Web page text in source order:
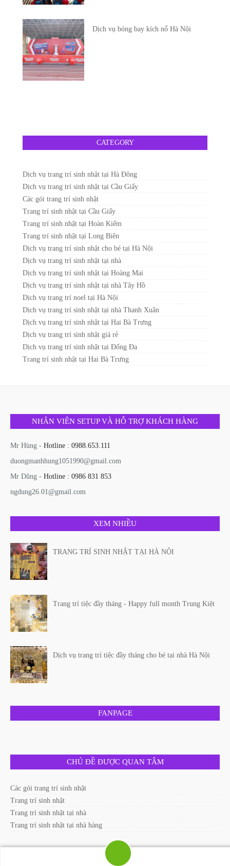
Dịch vụ bóng bay kích nổ Hà Nội
CATEGORY
Dịch vụ trang trí sinh nhật tại Hà Đông
Dịch vụ trang trí sinh nhật tại Cầu Giấy
Các gói trang trí sinh nhật
Trang trí sinh nhật tại Cầu Giấy
Trang trí sinh nhật tại Hoàn Kiếm
Trang trí sinh nhật tại Long Biên
Dịch vụ trang trí sinh nhật cho bé tại Hà Nội
Dịch vụ trang trí sinh nhật tại nhà
Dịch vụ trang trí sinh nhật tại Hoàng Mai
Dịch vụ trang trí sinh nhật tại nhà Tây Hồ
Dịch vụ trang trí noel tại Hà Nội
Dịch vụ trang trí sinh nhật tại nhà Thanh Xuân
Dịch vụ trang trí sinh nhật tại Hai Bà Trưng
Dịch vụ trang trí sinh nhật giá rẻ
Dịch vụ trang trí sinh nhật tại Đống Đa
Trang trí sinh nhật tại Hai Bà Trưng
NHÂN VIÊN SETUP VÀ HỖ TRỢ KHÁCH HÀNG
Mr Hùng - Hotline : 0988.653.111
duongmanhhung1051990@gmail.com
Mr Dũng - Hotline : 0986 831 853
ngdung26.01@gmail.com
XEM NHIỀU
TRANG TRÍ SINH NHẬT TẠI HÀ NỘI
Trang trí tiệc đầy tháng - Happy full month Trung Kiệt
Dịch vụ trang trí tiệc đầy tháng cho bé tại nhà Hà Nội
FANPAGE
CHỦ ĐỀ ĐƯỢC QUAN TÂM
Các gói trang trí sinh nhật
Trang trí sinh nhật
Trang trí sinh nhật tại nhà
Trang trí sinh nhật tại nhà hàng
DỊCH VỤ TRANG TRÍ SINH NHẬT TẠI HÀ NỘI.